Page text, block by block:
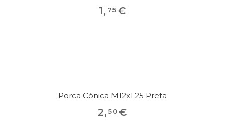
1, 75 €
Porca Cónica M12x1.25 Preta
2, 50 €